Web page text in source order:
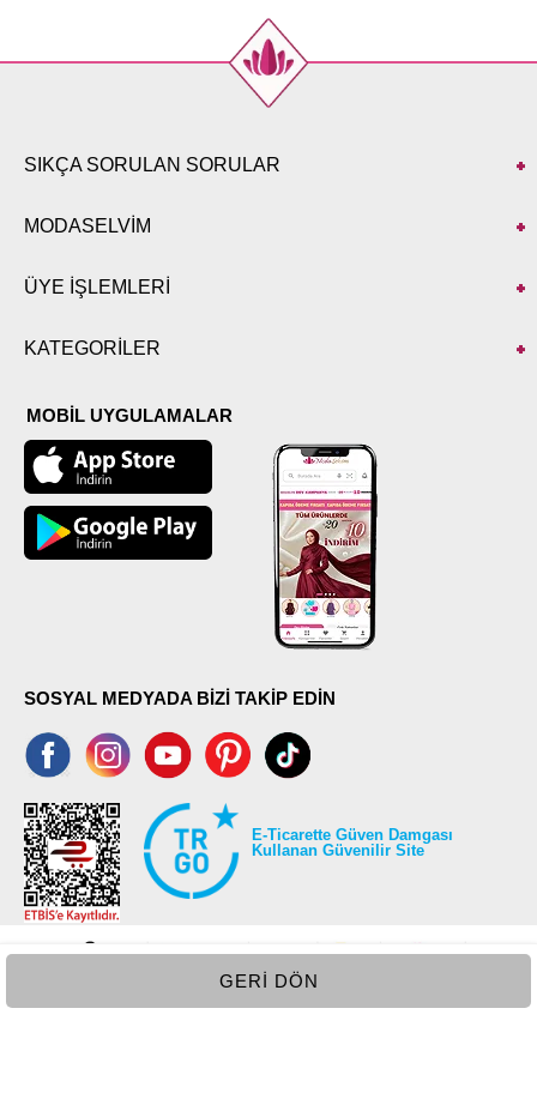
GERI DÖN
SIKÇA SORULAN SORULAR
MODASELVİM
ÜYE İŞLEMLERİ
KATEGORİLER
MOBİL UYGULAMALAR
SOSYAL MEDYADA BİZİ TAKİP EDİN
E-Ticarette Güven Damgası
Kullanan Güvenilir Site